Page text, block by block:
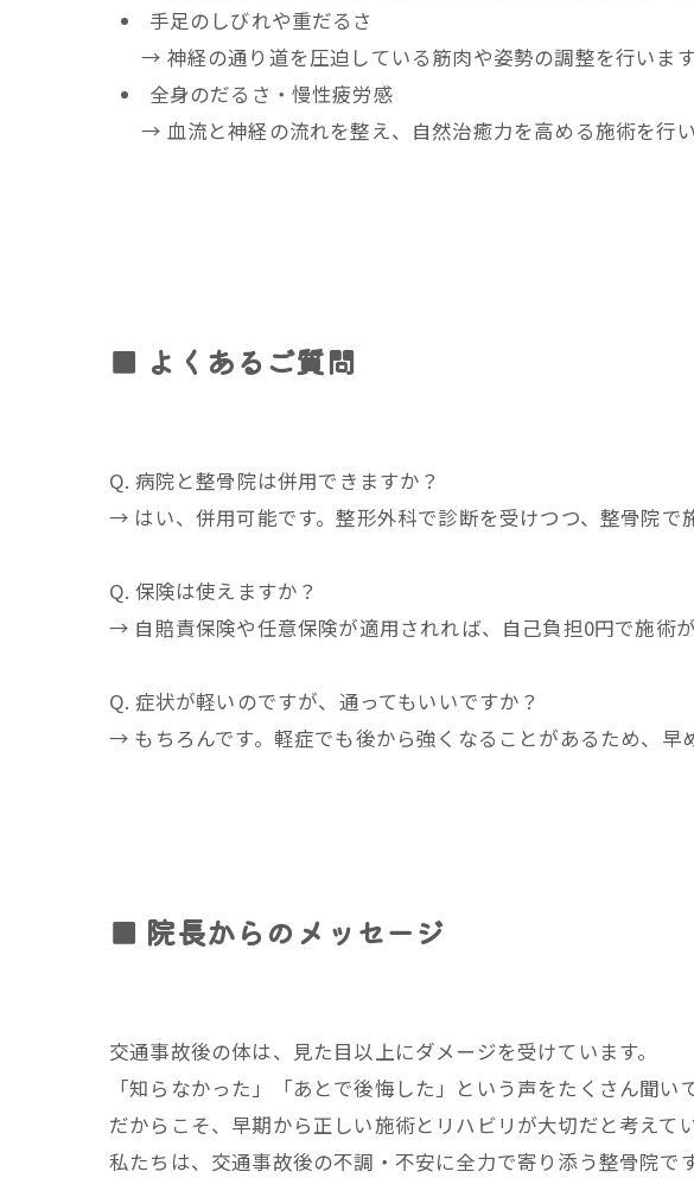
手足のしびれや重だるさ
→ 神経の通り道を圧迫している筋肉や姿勢の調整を行います
全身のだるさ・慢性疲労感
→ 血流と神経の流れを整え、自然治癒力を高める施術を行い
■ よくあるご質問
Q. 病院と整骨院は併用できますか？
→ はい、併用可能です。整形外科で診断を受けつつ、整骨院で
Q. 保険は使えますか？
→ 自賠責保険や任意保険が適用されれば、自己負担0円で施術
Q. 症状が軽いのですが、通ってもいいですか？
→ もちろんです。軽症でも後から強くなることがあるため、早
■ 院長からのメッセージ
交通事故後の体は、見た目以上にダメージを受けています。
「知らなかった」「あとで後悔した」という声をたくさん聞い
だからこそ、早期から正しい施術とリハビリが大切だと考えてい
私たちは、交通事故後の不調・不安に全力で寄り添う整骨院で